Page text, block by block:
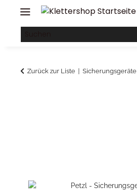
Zurück zur Liste Sicherungsgeräte